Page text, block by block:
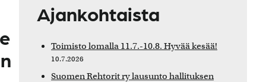
Ajankohtaista
Toimisto lomalla 11.7.-10.8. Hyvää kesää!
10.7.2026
Suomen Rehtorit ry lausunto hallituksen